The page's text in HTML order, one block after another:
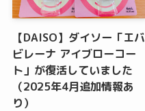
【DAISO】ダイソー「エバ
ビレーナ アイブローコー
ト」が復活していました
（2025年4月追加情報あ
り）